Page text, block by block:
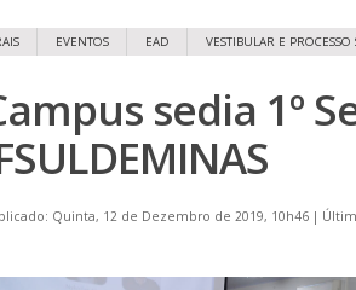
EVENTOS EAD VESTIBULAR E PROCESSO
sedia 1º
Quinta, 12 de Dezembro de 2019, 10h46 |